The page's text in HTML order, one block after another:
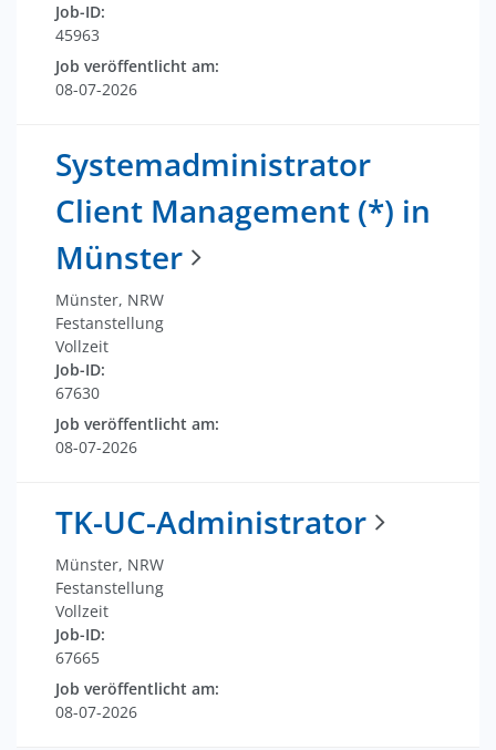
Job-ID:
45963
Job veröffentlicht am:
08-07-2026
Systemadministrator
Client Management (*) in
Münster
Münster, NRW
Festanstellung
Vollzeit
Job-ID:
67630
Job veröffentlicht am:
08-07-2026
TK-UC-Administrator
Münster, NRW
Festanstellung
Vollzeit
Job-ID:
67665
Job veröffentlicht am:
08-07-2026